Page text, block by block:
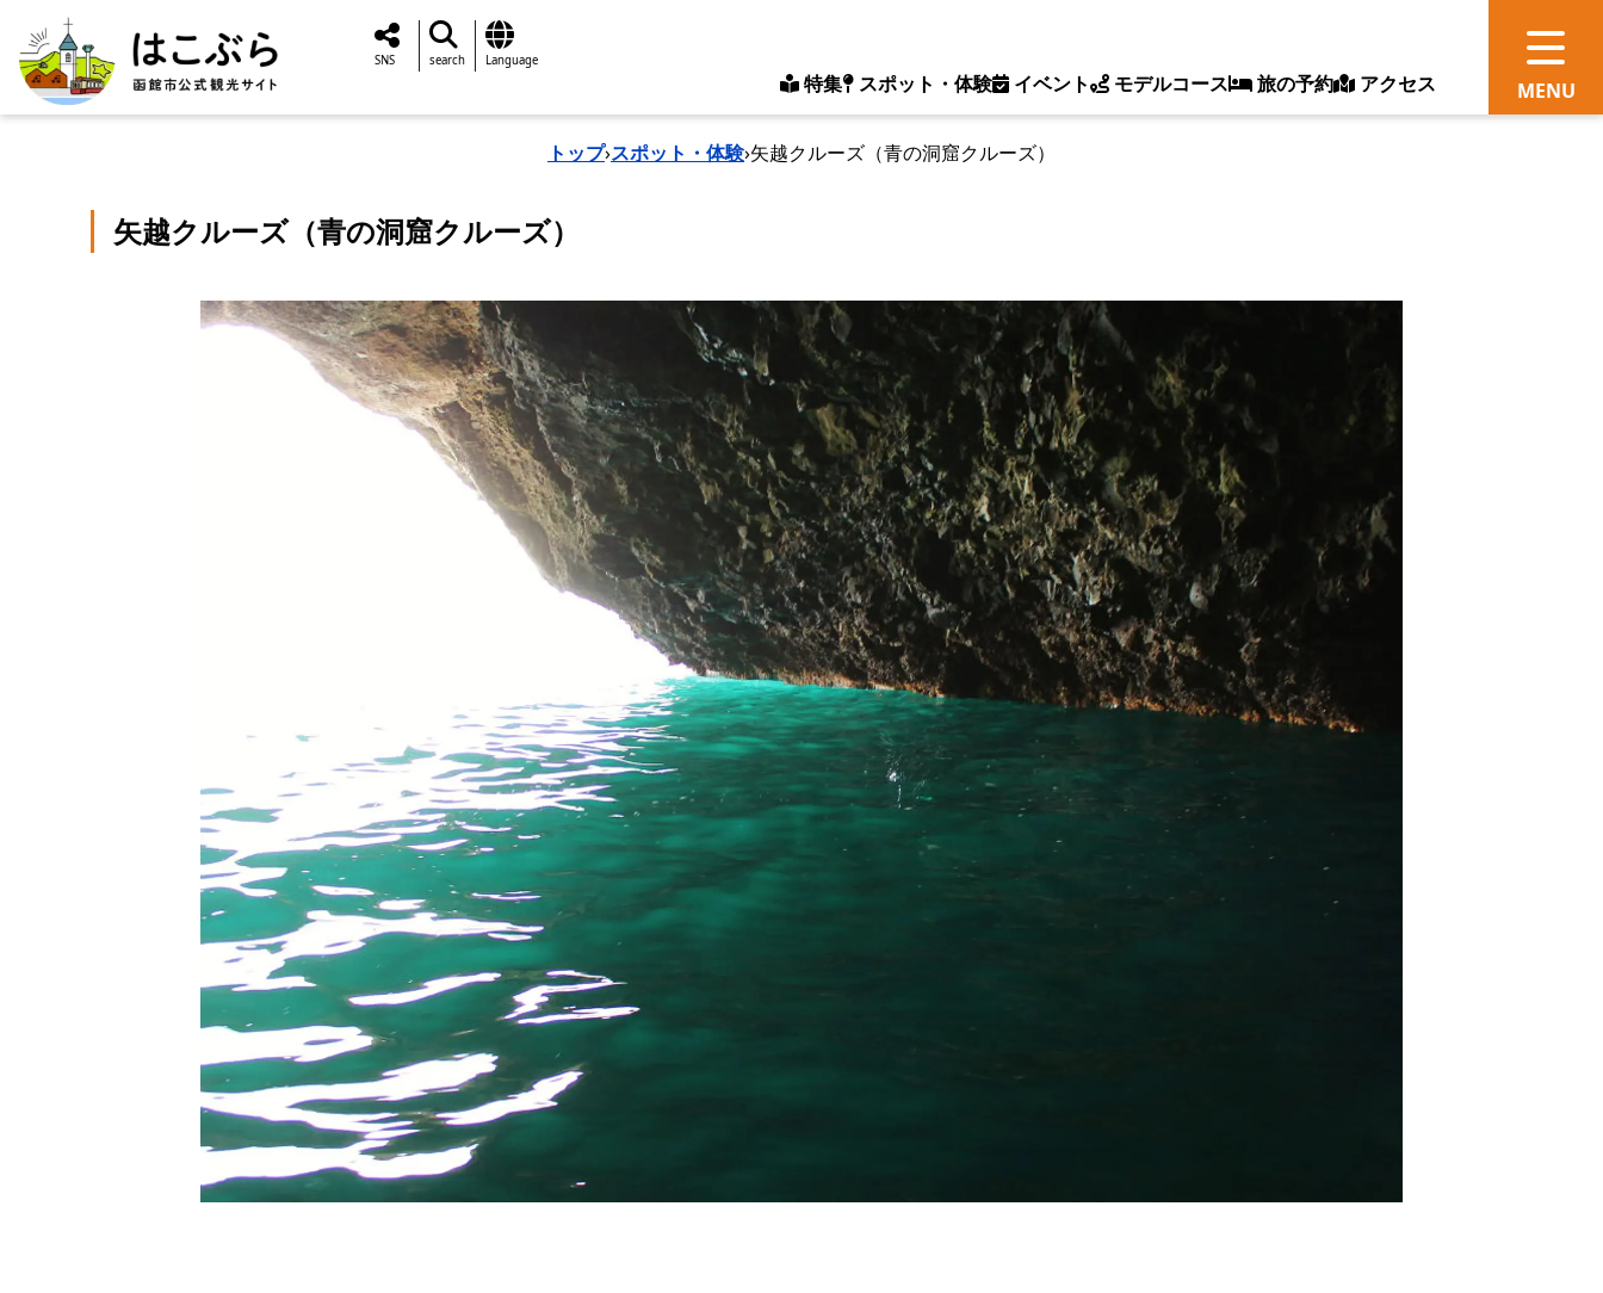
特集 スポット・体験 イベント モデルコース 旅の予約 アクセス
SNS search Language
トップ›スポット・体験›矢越クルーズ（青の洞窟クルーズ）
矢越クルーズ（青の洞窟クルーズ）